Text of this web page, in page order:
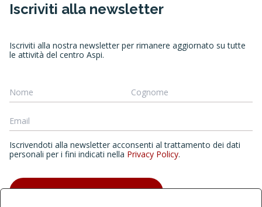
Iscriviti alla newsletter
Iscriviti alla nostra newsletter per rimanere aggiornato su tutte
le attività del centro Aspi.
Iscrivendoti alla newsletter acconsenti al trattamento dei dati
personali per i fini indicati nella Privacy Policy.
ISCRIVITI ALLA NEWSLETTER